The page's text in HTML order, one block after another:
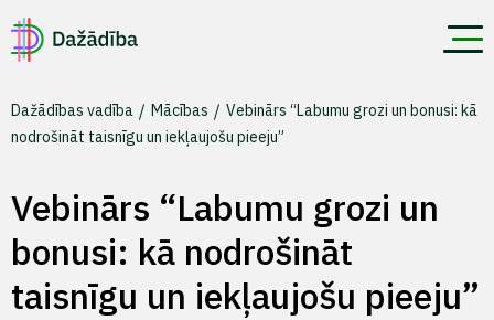
Dažādības vadība Mācības
Vebinārs “Labumu grozi un bonusi: kā
nodrošināt taisnīgu un iekļaujošu pieeju”
Vebinārs “Labumu grozi un
bonusi: kā nodrošināt
taisnīgu un iekļaujošu pieeju”